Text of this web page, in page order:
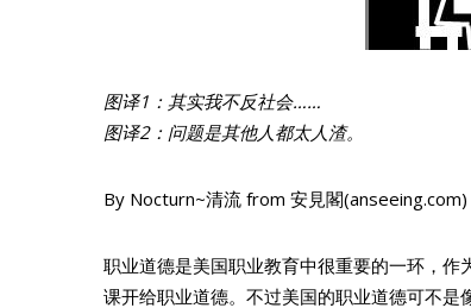
图译1：其实我不反社会……
图译2：问题是其他人都太人渣。
By Nocturn~清流 from 安見閣(anseeing.com)
职业道德是美国职业教育中很重要的一环，
课开给职业道德。不过美国的职业道德可不